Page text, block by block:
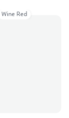
Wine Red